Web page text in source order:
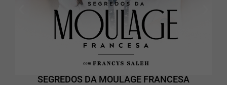
SEGREDOS DA MOULAGE FRANCESA